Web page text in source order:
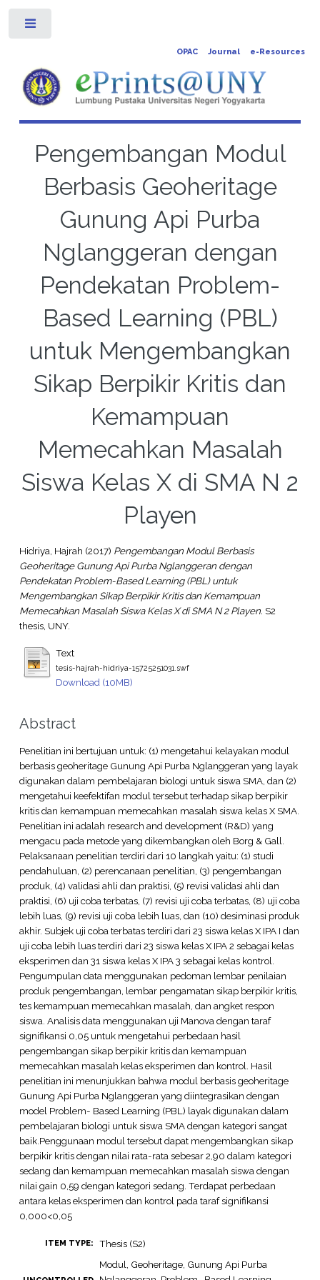
OPAC Journal e-Resources
Pengembangan Modul
Berbasis Geoheritage
Gunung Api Purba
Nglanggeran dengan
Pendekatan Problem-
Based Learning (PBL)
untuk Mengembangkan
Sikap Berpikir Kritis dan
Kemampuan
Memecahkan Masalah
Siswa Kelas X di SMA N 2
Playen
Hidriya, Hajrah (2017) Pengembangan Modul Berbasis
Geoheritage Gunung Api Purba Nglanggeran dengan
Pendekatan Problem-Based Learning (PBL) untuk
Mengembangkan Sikap Berpikir Kritis dan Kemampuan
Memecahkan Masalah Siswa Kelas X di SMA N 2 Playen. S2
thesis, UNY.
Text
tesis-hajrah-hidriya-15725251031.swf
Download (10MB)
Abstract
Penelitian ini bertujuan untuk: (1) mengetahui kelayakan modul
berbasis geoheritage Gunung Api Purba Nglanggeran yang layak
digunakan dalam pembelajaran biologi untuk siswa SMA, dan (2)
mengetahui keefektifan modul tersebut terhadap sikap berpikir
kritis dan kemampuan memecahkan masalah siswa kelas X SMA.
Penelitian ini adalah research and development (R&D) yang
mengacu pada metode yang dikembangkan oleh Borg & Gall.
Pelaksanaan penelitian terdiri dari 10 langkah yaitu: (1) studi
pendahuluan, (2) perencanaan penelitian, (3) pengembangan
produk, (4) validasi ahli dan praktisi, (5) revisi validasi ahli dan
praktisi, (6) uji coba terbatas, (7) revisi uji coba terbatas, (8) uji coba
lebih luas, (9) revisi uji coba lebih luas, dan (10) desiminasi produk
akhir. Subjek uji coba terbatas terdiri dari 23 siswa kelas X IPA I dan
uji coba lebih luas terdiri dari 23 siswa kelas X IPA 2 sebagai kelas
eksperimen dan 31 siswa kelas X IPA 3 sebagai kelas kontrol.
Pengumpulan data menggunakan pedoman lembar penilaian
produk pengembangan, lembar pengamatan sikap berpikir kritis,
tes kemampuan memecahkan masalah, dan angket respon
siswa. Analisis data menggunakan uji Manova dengan taraf
signifikansi 0,05 untuk mengetahui perbedaan hasil
pengembangan sikap berpikir kritis dan kemampuan
memecahkan masalah kelas eksperimen dan kontrol. Hasil
penelitian ini menunjukkan bahwa modul berbasis geoheritage
Gunung Api Purba Nglanggeran yang diintegrasikan dengan
model Problem- Based Learning (PBL) layak digunakan dalam
pembelajaran biologi untuk siswa SMA dengan kategori sangat
baik.Penggunaan modul tersebut dapat mengembangkan sikap
berpikir kritis dengan nilai rata-rata sebesar 2,90 dalam kategori
sedang dan kemampuan memecahkan masalah siswa dengan
nilai gain 0,59 dengan kategori sedang. Terdapat perbedaan
antara kelas eksperimen dan kontrol pada taraf signifikansi
0,000<0,05
ITEM TYPE: Thesis (S2)
Modul, Geoheritage, Gunung Api Purba